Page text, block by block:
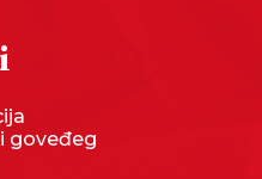
goveđeg